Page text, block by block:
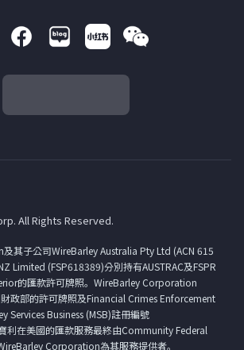
All Rights Reserved.
其子公司WireBarley Australia Pty Ltd (ACN 615
Limited (FSP618389)分別持有AUSTRAC及FSPR
的匯款許可牌照。WireBarley Corporation
政部的許可牌照及Financial Crimes Enforcement
Services Business (MSB)註冊編號
利在美國的匯款服務最終由Community Federal
Corporation為其服務提供者。